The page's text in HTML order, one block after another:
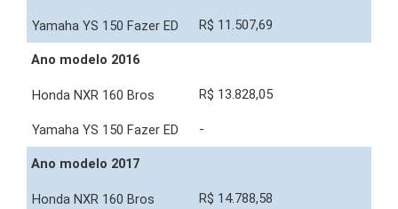
R$ 11.507,69
Ano modelo 2016
R$ 13.828,05
-
Ano modelo 2017
R$ 14.788,58